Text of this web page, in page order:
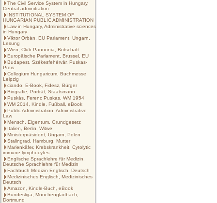
The Civil Service System in Hungary,
Central adminitration
INSTITUTIONAL SYSTEM OF
HUNGARIAN PUBLIC ADMINISTRATION
Law in Hungary, Administrative sciences
in Hungary
Viktor Orbán, EU Parlament, Ungarn,
Lesung
Wien, Club Pannonia, Botschaft
Europäische Parlament, Brussel, EU
Budapest, Székesfehérvár, Puskas-
Preis
Collegium Hungaricum, Buchmesse
Leipzig
ciando, E-Book, Fidesz, Bürger
Biografie, Porträt, Staatsmann
Puskás, Ferenc Puskas, WM 1954
WM 2014, Kindle, Fußball, eBook
Public Administration, Administrative
Law
Mensch, Eigentum, Grundgesetz
Italien, Berlin, Witwe
Ministerpräsident, Ungarn, Polen
Stalingrad, Hamburg, Mutter
Marienkäfer, Krebskrankheit, Cytolytic
immune lymphocytes
Englische Sprachlehre für Medizin,
Deutsche Sprachlehre für Medizin
Fachbuch Medizin Englisch, Deutsch
Medizinisches Englisch, Medizinisches
Deutsch
Amazon, Kindle-Buch, eBook
Bundesliga, Mönchengladbach,
Dortmund